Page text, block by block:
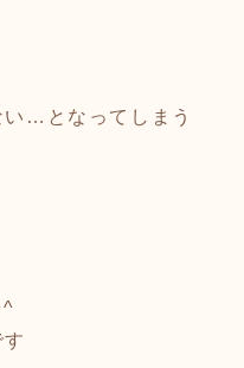
…となってしまう
ゞ